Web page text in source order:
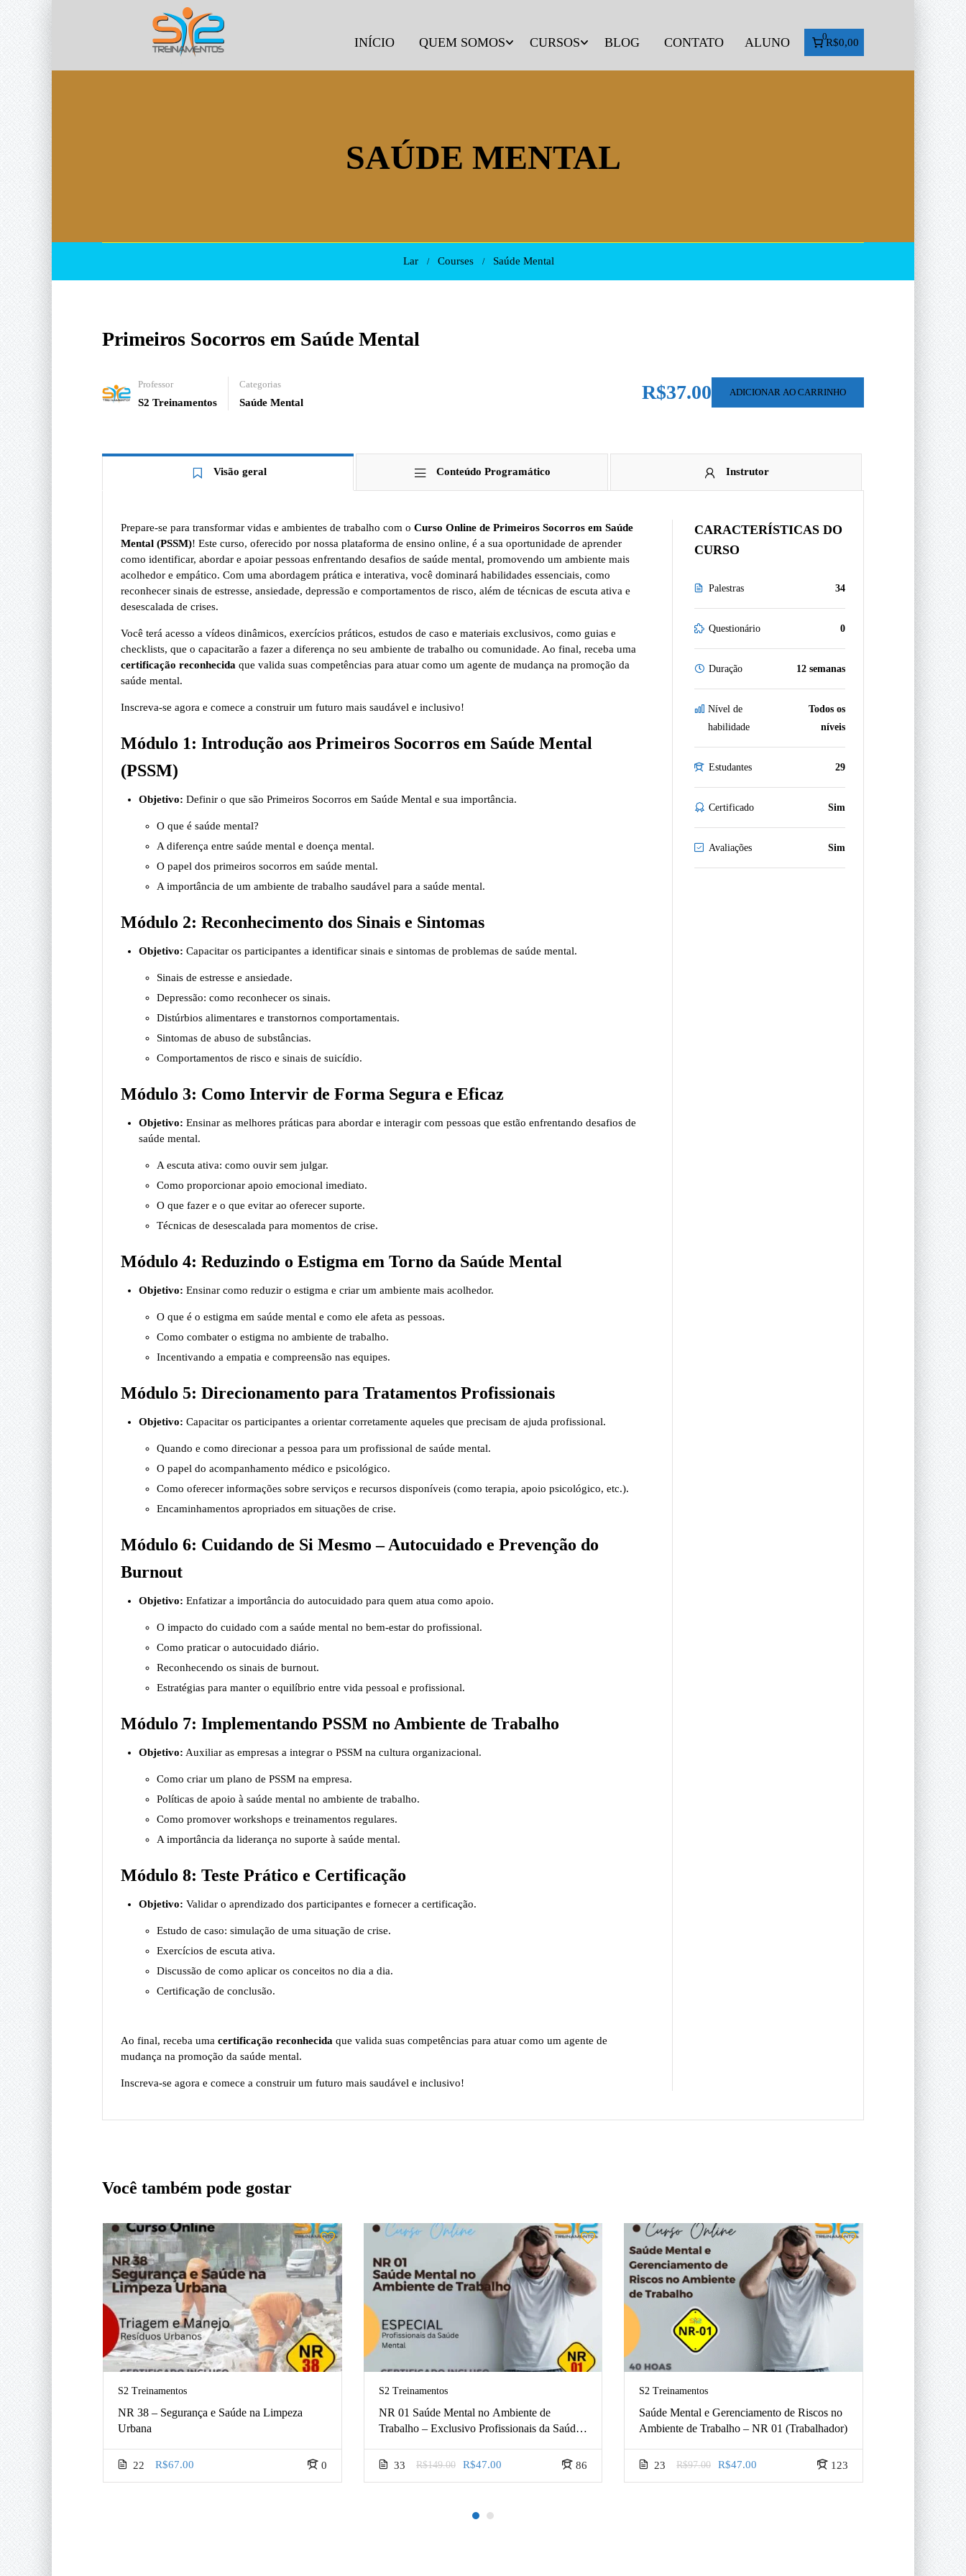
INÍCIO QUEM SOMOS CURSOS BLOG CONTATO ALUNO 0
R$0,00
SAÚDE MENTAL
Lar Courses Saúde Mental
Primeiros Socorros em Saúde Mental
Professor
S2 Treinamentos
Categorias
Saúde Mental R$37.00 ADICIONAR AO CARRINHO
Visão geral Conteúdo Programático Instrutor
Prepare-se para transformar vidas e ambientes de trabalho com o Curso Online de Primeiros Socorros em Saúde
Mental (PSSM)! Este curso, oferecido por nossa plataforma de ensino online, é a sua oportunidade de aprender
como identificar, abordar e apoiar pessoas enfrentando desafios de saúde mental, promovendo um ambiente mais
acolhedor e empático. Com uma abordagem prática e interativa, você dominará habilidades essenciais, como
reconhecer sinais de estresse, ansiedade, depressão e comportamentos de risco, além de técnicas de escuta ativa e
desescalada de crises.
Você terá acesso a vídeos dinâmicos, exercícios práticos, estudos de caso e materiais exclusivos, como guias e
checklists, que o capacitarão a fazer a diferença no seu ambiente de trabalho ou comunidade. Ao final, receba uma
certificação reconhecida que valida suas competências para atuar como um agente de mudança na promoção da
saúde mental.
Inscreva-se agora e comece a construir um futuro mais saudável e inclusivo!
Módulo 1: Introdução aos Primeiros Socorros em Saúde Mental
(PSSM)
Objetivo: Definir o que são Primeiros Socorros em Saúde Mental e sua importância.
O que é saúde mental?
A diferença entre saúde mental e doença mental.
O papel dos primeiros socorros em saúde mental.
A importância de um ambiente de trabalho saudável para a saúde mental.
Módulo 2: Reconhecimento dos Sinais e Sintomas
Objetivo: Capacitar os participantes a identificar sinais e sintomas de problemas de saúde mental.
Sinais de estresse e ansiedade.
Depressão: como reconhecer os sinais.
Distúrbios alimentares e transtornos comportamentais.
Sintomas de abuso de substâncias.
Comportamentos de risco e sinais de suicídio.
Módulo 3: Como Intervir de Forma Segura e Eficaz
Objetivo: Ensinar as melhores práticas para abordar e interagir com pessoas que estão enfrentando desafios de
saúde mental.
A escuta ativa: como ouvir sem julgar.
Como proporcionar apoio emocional imediato.
O que fazer e o que evitar ao oferecer suporte.
Técnicas de desescalada para momentos de crise.
Módulo 4: Reduzindo o Estigma em Torno da Saúde Mental
Objetivo: Ensinar como reduzir o estigma e criar um ambiente mais acolhedor.
O que é o estigma em saúde mental e como ele afeta as pessoas.
Como combater o estigma no ambiente de trabalho.
Incentivando a empatia e compreensão nas equipes.
Módulo 5: Direcionamento para Tratamentos Profissionais
Objetivo: Capacitar os participantes a orientar corretamente aqueles que precisam de ajuda profissional.
Quando e como direcionar a pessoa para um profissional de saúde mental.
O papel do acompanhamento médico e psicológico.
Como oferecer informações sobre serviços e recursos disponíveis (como terapia, apoio psicológico, etc.).
Encaminhamentos apropriados em situações de crise.
Módulo 6: Cuidando de Si Mesmo – Autocuidado e Prevenção do
Burnout
Objetivo: Enfatizar a importância do autocuidado para quem atua como apoio.
O impacto do cuidado com a saúde mental no bem-estar do profissional.
Como praticar o autocuidado diário.
Reconhecendo os sinais de burnout.
Estratégias para manter o equilíbrio entre vida pessoal e profissional.
Módulo 7: Implementando PSSM no Ambiente de Trabalho
Objetivo: Auxiliar as empresas a integrar o PSSM na cultura organizacional.
Como criar um plano de PSSM na empresa.
Políticas de apoio à saúde mental no ambiente de trabalho.
Como promover workshops e treinamentos regulares.
A importância da liderança no suporte à saúde mental.
Módulo 8: Teste Prático e Certificação
Objetivo: Validar o aprendizado dos participantes e fornecer a certificação.
Estudo de caso: simulação de uma situação de crise.
Exercícios de escuta ativa.
Discussão de como aplicar os conceitos no dia a dia.
Certificação de conclusão.
Ao final, receba uma certificação reconhecida que valida suas competências para atuar como um agente de
mudança na promoção da saúde mental.
Inscreva-se agora e comece a construir um futuro mais saudável e inclusivo!
CARACTERÍSTICAS DO
CURSO
Palestras 34
Questionário 0
Duração 12 semanas
Nível de
habilidade
Todos os
níveis
Estudantes 29
Certificado Sim
Avaliações Sim
Você também pode gostar
S2 Treinamentos
NR 38 – Segurança e Saúde na Limpeza
Urbana
22 0
R$67.00
S2 Treinamentos
NR 01 Saúde Mental no Ambiente de
Trabalho – Exclusivo Profissionais da Saúde
33 86
R$149.00 R$47.00
S2 Treinamentos
Saúde Mental e Gerenciamento de Riscos no
Ambiente de Trabalho – NR 01 (Trabalhador)
23 123
R$97.00 R$47.00
PHTLS –